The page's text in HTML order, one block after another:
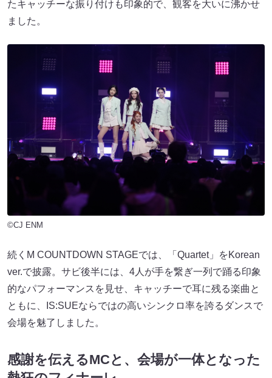
たキャッチーな振り付けも印象的で、観客を大いに沸かせ
ました。
©CJ ENM
続くM COUNTDOWN STAGEでは、「Quartet」をKorean
ver.で披露。サビ後半には、4人が手を繋ぎ一列で踊る印象
的なパフォーマンスを見せ、キャッチーで耳に残る楽曲と
ともに、IS:SUEならではの高いシンクロ率を誇るダンスで
会場を魅了しました。
感謝を伝えるMCと、会場が一体となった